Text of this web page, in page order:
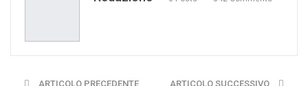
ARTICOLO PRECEDENTE ARTICOLO SUCCESSIVO